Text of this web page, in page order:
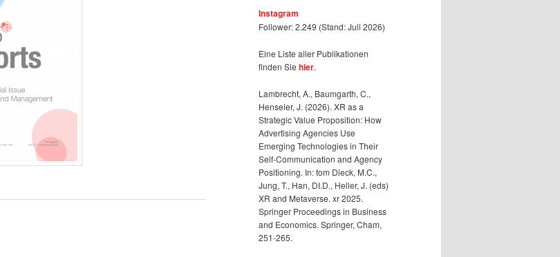
Instagram
Follower: 2.249 (Stand: Juli 2026)
Eine Liste aller Publikationen
finden Sie hier.
Lambrecht, A., Baumgarth, C.,
Henseler, J. (2026). XR as a
Strategic Value Proposition: How
Advertising Agencies Use
Emerging Technologies in Their
Self-Communication and Agency
Positioning. In: tom Dieck, M.C.,
Jung, T., Han, DI.D., Heller, J. (eds)
XR and Metaverse. xr 2025.
Springer Proceedings in Business
and Economics. Springer, Cham,
251-265.